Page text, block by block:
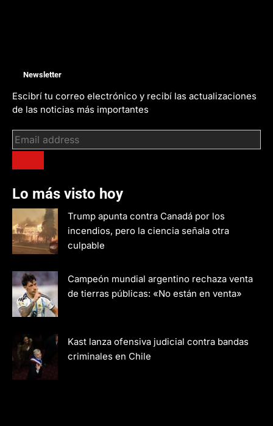
Newsletter
Escibrí tu correo electrónico y recibí las actualizaciones
de las noticias más importantes
Lo más visto hoy
Trump apunta contra Canadá por los
incendios, pero la ciencia señala otra
culpable
Campeón mundial argentino rechaza venta
de tierras públicas: «No están en venta»
Kast lanza ofensiva judicial contra bandas
criminales en Chile